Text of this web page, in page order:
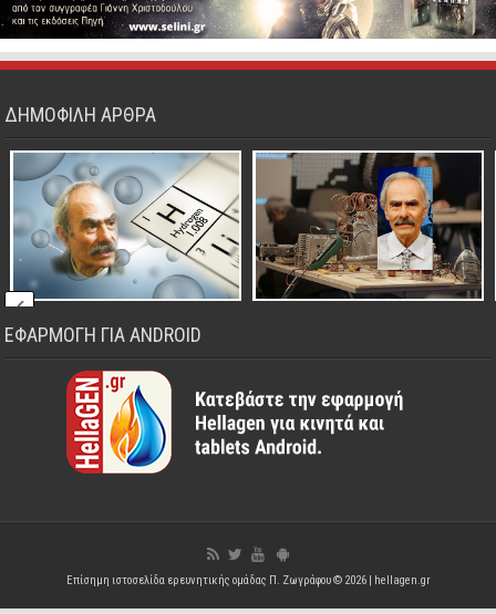
ΔΗΜΟΦΙΛΗ ΑΡΘΡΑ
ΕΦΑΡΜΟΓΗ ΓΙΑ ANDROID
Επίσημη ιστοσελίδα ερευνητικής ομάδας Π. Ζωγράφου © 2026 | hellagen.gr